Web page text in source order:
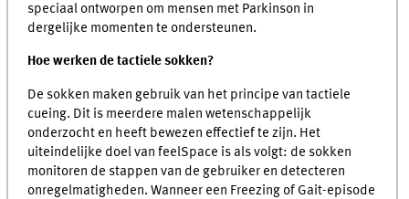
speciaal ontworpen om mensen met Parkinson in
dergelijke momenten te ondersteunen.
Hoe werken de tactiele sokken?
De sokken maken gebruik van het principe van tactiele
cueing. Dit is meerdere malen wetenschappelijk
onderzocht en heeft bewezen effectief te zijn. Het
uiteindelijke doel van feelSpace is als volgt: de sokken
monitoren de stappen van de gebruiker en detecteren
onregelmatigheden. Wanneer een Freezing of Gait-episode